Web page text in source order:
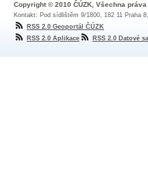
Copyright © 2010 ČÚZK, Všechna
Kontakt: Pod sídlištěm 9/1800, 182 11 Praha
RSS 2.0 Geoportál ČÚZK
RSS 2.0 Aplikace
RSS 2.0 Datové